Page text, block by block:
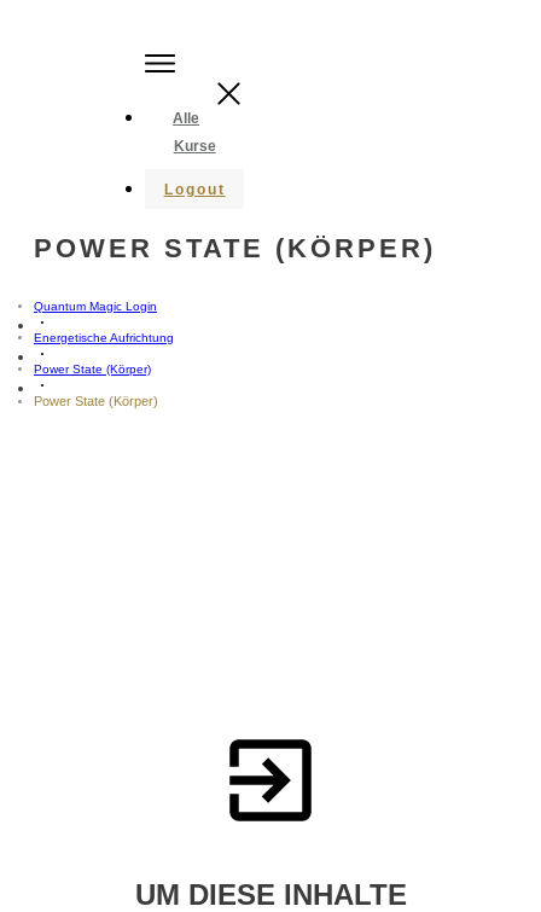
Alle
Kurse
Logout
POWER STATE (KÖRPER)
Quantum Magic Login
Energetische Aufrichtung
Power State (Körper)
Power State (Körper)
UM DIESE INHALTE